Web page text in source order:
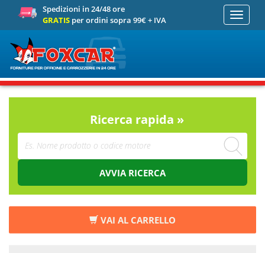
Spedizioni in 24/48 ore
GRATIS per ordini sopra 99€ + IVA
Toggle
Ricerca rapida »
AVVIA RICERCA
VAI AL CARRELLO